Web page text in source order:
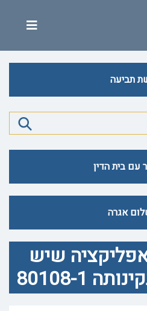
תביעה
עם בית הדין
אגרה
שיש
80108-1